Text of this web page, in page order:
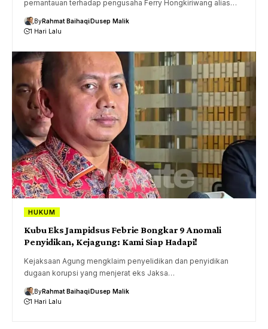
pemantauan terhadap pengusaha Ferry Hongkiriwang alias…
ByRahmat BaihaqiDusep Malik
1 Hari Lalu
HUKUM
Kubu Eks Jampidsus Febrie Bongkar 9 Anomali
Penyidikan, Kejagung: Kami Siap Hadapi!
Kejaksaan Agung mengklaim penyelidikan dan penyidikan
dugaan korupsi yang menjerat eks Jaksa…
ByRahmat BaihaqiDusep Malik
1 Hari Lalu